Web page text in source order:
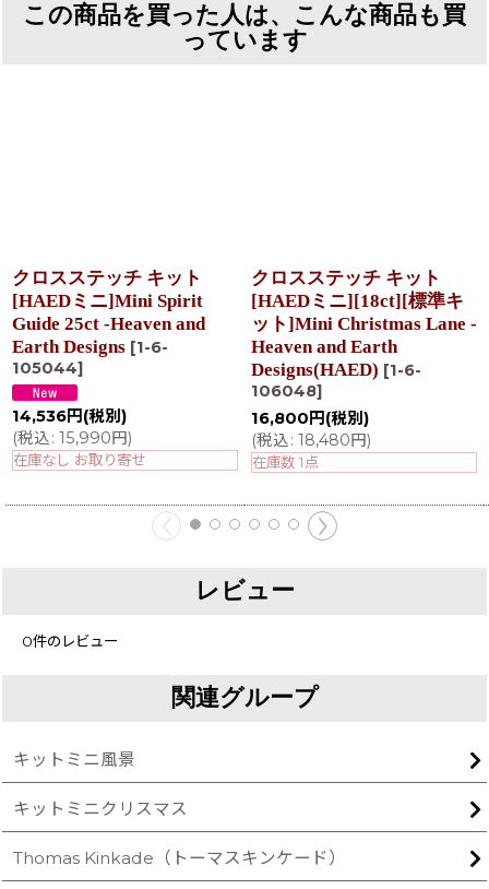
この商品を買った人は、こんな商品も買
っています
クロスステッチ キット
[HAEDミニ]Mini Spirit
Guide 25ct -Heaven and
Earth Designs [1-6-
105044]
14,536円 (税別)
(税込: 15,990円)
在庫なし お取り寄せ
クロスステッチ キット
[HAEDミニ][18ct][標準キ
ット]Mini Christmas Lane -
Heaven and Earth
Designs(HAED) [1-6-
106048]
16,800 円 (税別)
(税込: 18,480円)
在庫数 1点
レビュー
0件のレビュー
関連グループ
キットミニ風景
キットミニクリスマス
Thomas Kinkade（トーマスキンケード）